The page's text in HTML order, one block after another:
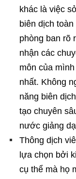
khác là việc
biên dịch
phòng ban rõ
nhận các
môn của
nhất. Không
năng biên
tạo chuyên
nước giảng
Thông dịch
lựa chọn bởi
cụ thể mà họ